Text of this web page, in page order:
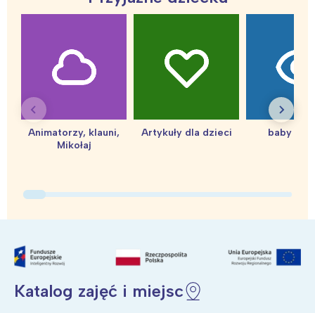
Animatorzy, klauni,
Mikołaj
Artykuły dla dzieci baby
Katalog zajęć i miejsc
Łódź
Trójmiasto
Wrocław
Kraków
Południe
Wszystkie